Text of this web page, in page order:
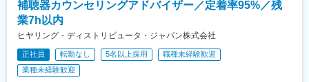
※インセンティブ支給ではなく月給が上がるため、1か月ごとに収
入が大きくバラつくこともありません。
変更の範囲：会社の定める業務
補聴器カウンセリングアドバイザー／定着率95%／残
業7h以内
ヒヤリング・ディストリビュータ・ジャパン株式会社
正社員 転勤なし 5名以上採用
職種未経験歓迎
業種未経験歓迎